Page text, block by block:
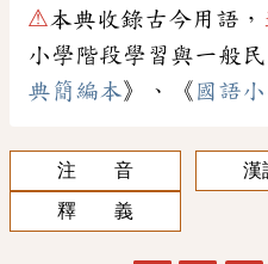
⚠本典收錄古今用語，
小學階段學習與一般
典簡編本》、《 國語
注 音
漢
釋 義